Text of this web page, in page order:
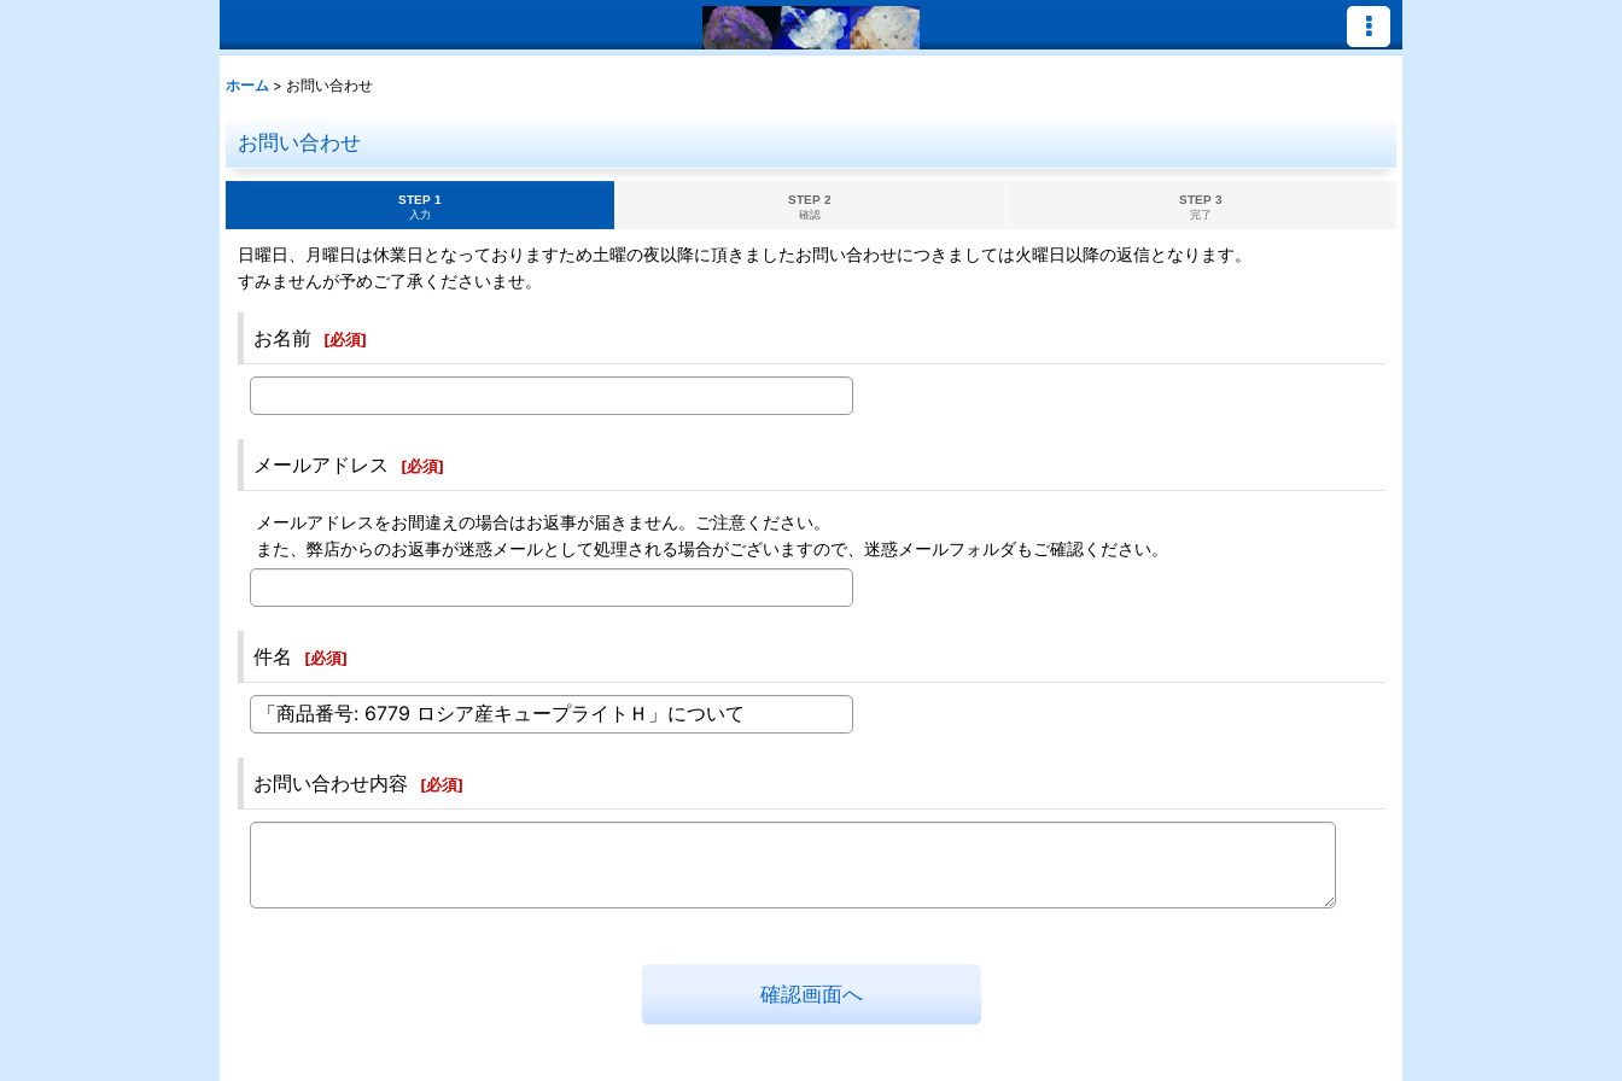
ホーム > お問い合わせ
お問い合わせ
STEP 1
入力
STEP 2
確認
STEP 3
完了
日曜日、月曜日は休業日となっておりますため土曜の夜以降に頂きましたお問い合わせにつきましては火曜日以降の返信となります。
すみませんが予めご了承くださいませ。
お名前 [必須]
メールアドレス [必須]
メールアドレスをお間違えの場合はお返事が届きません。ご注意ください。
また、弊店からのお返事が迷惑メールとして処理される場合がございますので、迷惑メールフォルダもご確認ください。
件名 [必須]
お問い合わせ内容 [必須]
確認画面へ